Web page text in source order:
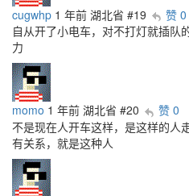
cugwhp 1 年前 湖北省 #19
赞 0
自从开了小电车，对不打灯就插队
力
momo 1 年前 湖北省 #20
赞 0
不是现在人开车这样，是这样的人
有关系，就是这种人